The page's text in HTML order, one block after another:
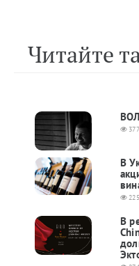
Читайте
В
В